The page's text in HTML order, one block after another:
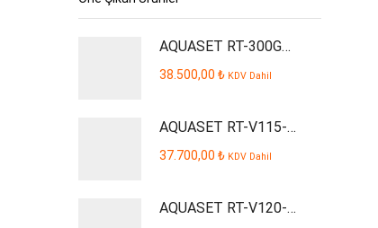
AQUASET RT-300GPD Plus İşyeri Tipi Su Arıtma Cihazı
38.500,00 ₺ KDV Dahil
AQUASET RT-V115-P Smart Dijital Kabinli Pompalı Su Arıtma Cihazı
37.700,00 ₺ KDV Dahil
AQUASET RT-V120-P AQUSTA Smart Dijital Kabinli Pompalı Su Arıtma Cihazı